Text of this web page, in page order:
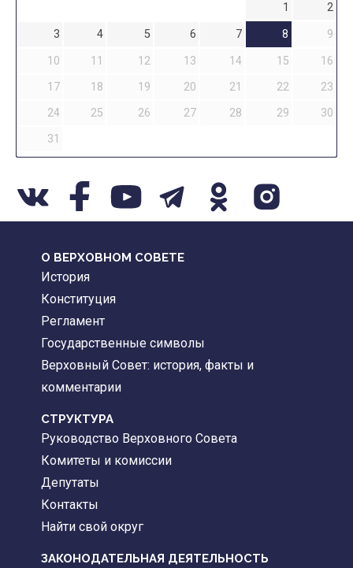
1
2
3
4 5 6 7 8
9
10
11 12 13 14 15
16
17
18 19 20 21 22
23
24
25 26 27 28 29
30
31
О ВЕРХОВНОМ СОВЕТЕ
История
Конституция
Регламент
Государственные символы
Верховный Совет: история, факты и
комментарии
CТРУКТУРА
Руководство Верховного Совета
Комитеты и комиссии
Депутаты
Контакты
Найти свой округ
ЗАКОНОДАТЕЛЬНАЯ ДЕЯТЕЛЬНОСТЬ